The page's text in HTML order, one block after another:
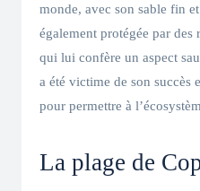
monde, avec son sable fin
également protégée par des
qui lui confère un aspect
a été victime de son succès
pour permettre à
La plage de